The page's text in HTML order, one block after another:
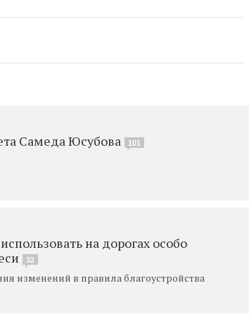
Самеда Юсубова 101
на дорогах особо
32
изменений в правила благоустройства